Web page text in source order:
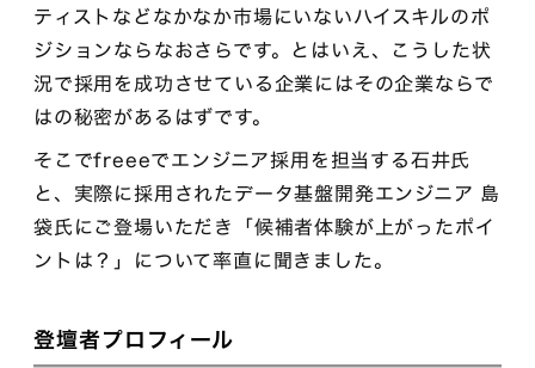
ティストなどなかなか市場にいないハイスキルのポ
ジションならなおさらです。とはいえ、こうした状
況で採用を成功させている企業にはその企業ならで
はの秘密があるはずです。
そこでfreeeでエンジニア採用を担当する石井氏
と、実際に採用されたデータ基盤開発エンジニア 島
袋氏にご登場いただき「候補者体験が上がったポイ
ントは？」について率直に聞きました。
登壇者プロフィール